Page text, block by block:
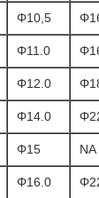
Φ10,5
Φ11.0
Φ12.0
Φ14.0
Φ15 NA
Φ16.0